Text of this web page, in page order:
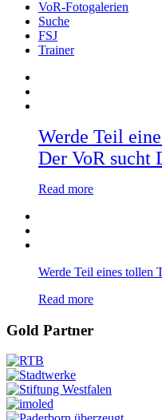
VoR-Fotogalerien
Suche
FSJ
Trainer
Werde Teil
Der VoR sucht
Read more
Werde Teil eines tollen
Read more
Gold Partner